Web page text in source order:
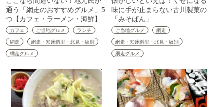
通う「網走のおすすめグルメ」5
つ【カフェ・ラーメン・海鮮】
カフェ ご当地グルメ
ランチ
網走
網走・知床斜里・北見・紋別
網走グルメ
味に手が止まらない古川製菓の
「みそぱん」
ご当地グルメ
網走
網走・知床斜里・北見・紋別
網走グルメ